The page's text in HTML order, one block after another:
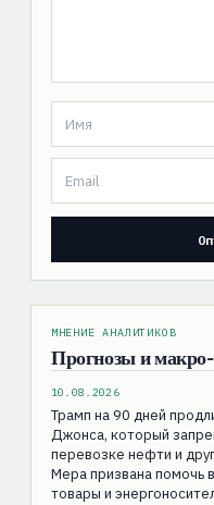
МНЕНИЕ АНАЛИТИКОВ
Прогнозы и
10.08.2026
Трамп на 90 дней
Джонса, который
перевозке нефти и
Мера призвана помочь
товары и